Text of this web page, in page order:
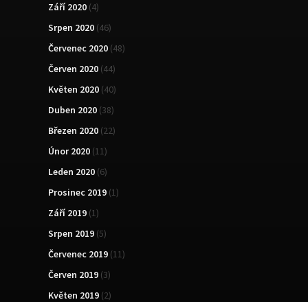
Září 2020 (4)
Srpen 2020 (46)
Červenec 2020 (48)
Červen 2020 (44)
Květen 2020 (40)
Duben 2020 (38)
Březen 2020 (22)
Únor 2020 (11)
Leden 2020 (6)
Prosinec 2019 (1)
Září 2019 (1)
Srpen 2019 (5)
Červenec 2019 (11)
Červen 2019 (3)
Květen 2019 (2)